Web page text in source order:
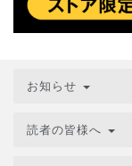
お知らせ
読者の皆様へ